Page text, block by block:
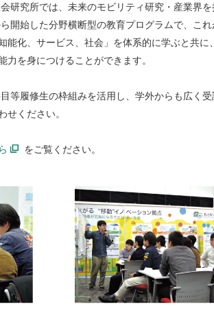
研究所では、未来のモビリティ研究・産業界
開始した分野横断型の教育プログラムで、こ
能化、サービス、社会」を体系的に学ぶと共
を身につけることができます。
等履修生の枠組みを活用し、学外からも広く
せください。
をご覧ください。